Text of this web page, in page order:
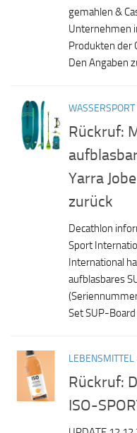
gemahlen &
Unternehmen
Produkten der
Den Angaben
WASSERSPORT
Rückruf:
Yarra
zurück
Decathlon
Sport
International
aufblasbares
Set SUP-Board
LEBENSMITTEL
Rückruf:
ISO-